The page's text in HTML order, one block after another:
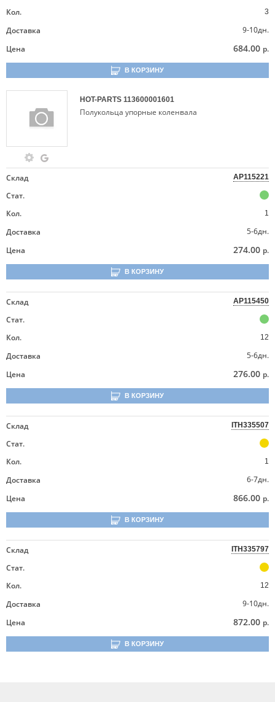
Кол.
3
Доставка
9-10дн.
Цена
684.00 р.
В КОРЗИНУ
HOT-PARTS 113600001601
Полукольца упорные коленвала
Склад AP115221
Стат.
Кол.
1
Доставка
5-6дн.
Цена
274.00 р.
В КОРЗИНУ
Склад AP115450
Стат.
Кол.
12
Доставка
5-6дн.
Цена
276.00 р.
В КОРЗИНУ
Склад ITH335507
Стат.
Кол.
1
Доставка
6-7дн.
Цена
866.00 р.
В КОРЗИНУ
Склад ITH335797
Стат.
Кол.
12
Доставка
9-10дн.
Цена
872.00 р.
В КОРЗИНУ